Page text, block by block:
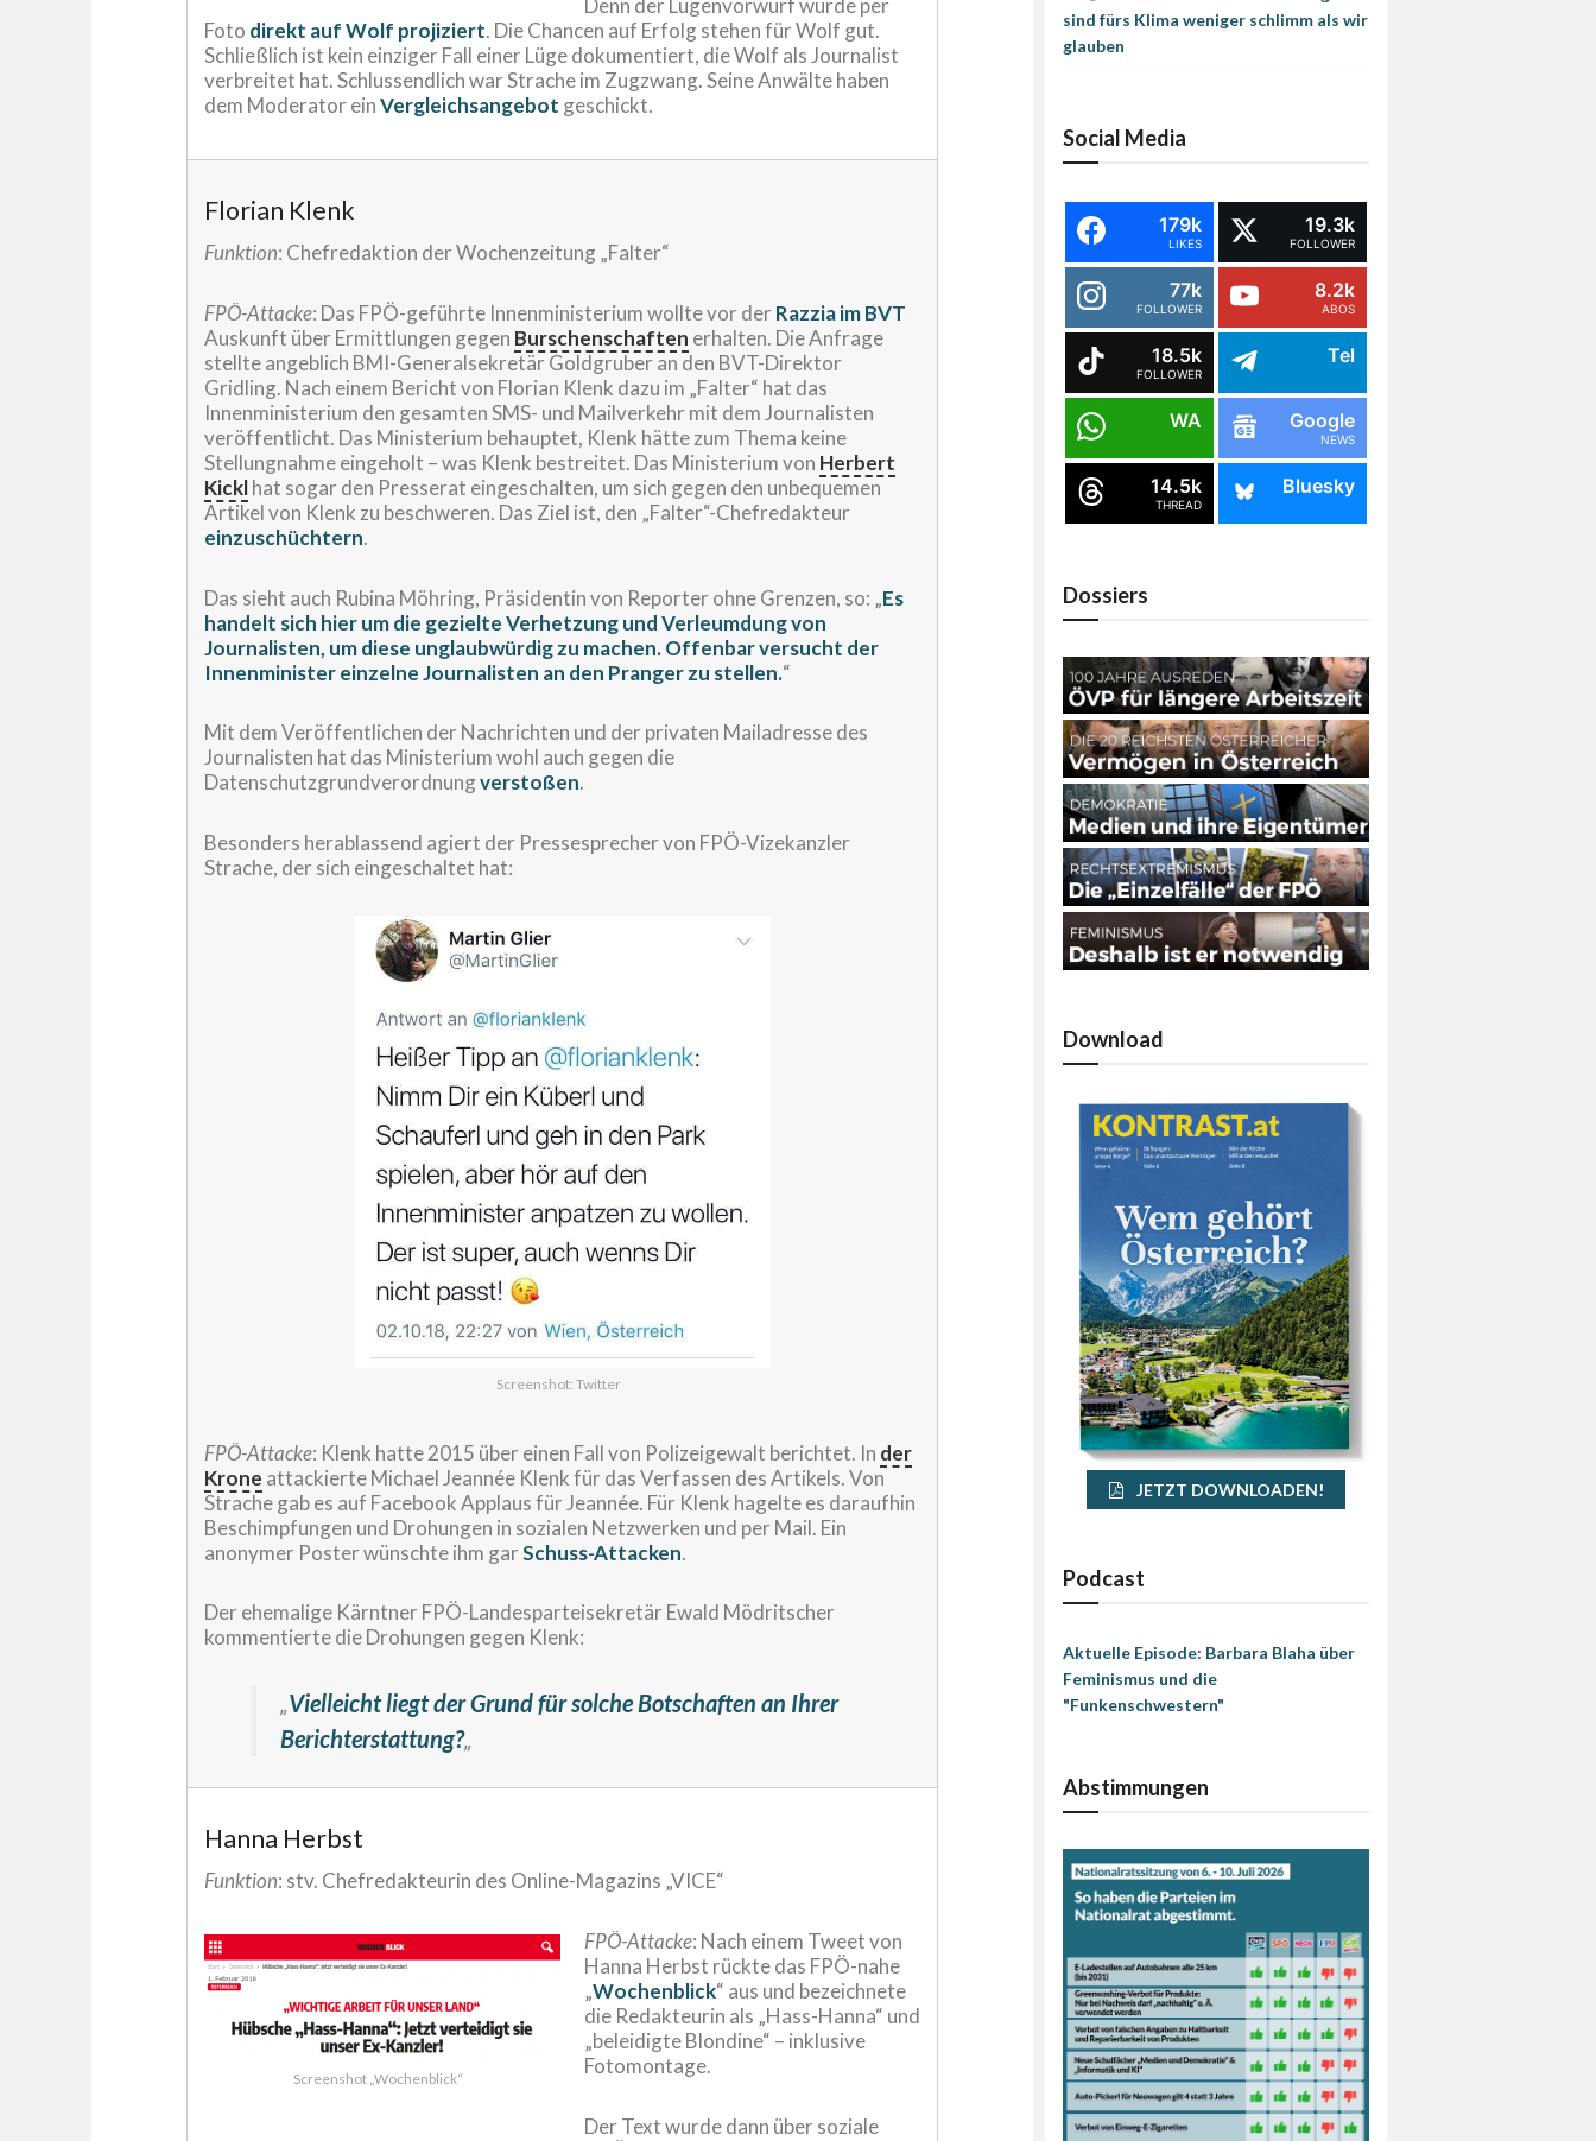
Foto direkt auf Wolf projiziert. Die Chancen auf Erfolg stehen für Wolf gut.
Schließlich ist kein einziger Fall einer Lüge dokumentiert, die Wolf als Journalist
verbreitet hat. Schlussendlich war Strache im Zugzwang. Seine Anwälte haben
dem Moderator einVergleichsangebot geschickt.
Florian Klenk
Funktion: Chefredaktion der Wochenzeitung „Falter“
FPÖ-Attacke: Das FPÖ-geführte Innenministerium wollte vor der Razzia im BVT
Auskunft über Ermittlungen gegen Burschenschaften erhalten. Die Anfrage
stellte angeblich BMI-Generalsekretär Goldgruber an den BVT-Direktor
Gridling. Nach einem Bericht von Florian Klenk dazu im „Falter“ hat das
Innenministerium den gesamten SMS- und Mailverkehr mit dem Journalisten
veröffentlicht. Das Ministerium behauptet, Klenk hätte zum Thema keine
Stellungnahme eingeholt – was Klenk bestreitet. Das Ministerium von Herbert
Kicklhat sogar den Presserat eingeschalten, um sich gegen den unbequemen
Artikel von Klenk zu beschweren. Das Ziel ist, den „Falter“-Chefredakteur
einzuschüchtern.
Das sieht auch Rubina Möhring, Präsidentin von Reporter ohne Grenzen, so: „Es
handelt sich hier um die gezielte Verhetzung und Verleumdung von
Journalisten, um diese unglaubwürdig zu machen. Offenbar versucht der
Innenminister einzelne Journalisten an den Pranger zu stellen.“
Mit dem Veröffentlichen der Nachrichten und der privaten Mailadresse des
Journalisten hat das Ministerium wohl auch gegen die
Datenschutzgrundverordnungverstoßen.
Besonders herablassend agiert der Pressesprecher von FPÖ-Vizekanzler
Strache, der sich eingeschaltet hat:
Screenshot: Twitter
FPÖ-Attacke: Klenk hatte 2015 über einen Fall von Polizeigewalt berichtet. In der
Krone attackierte Michael Jeannée Klenk für das Verfassen des Artikels. Von
Strache gab es auf Facebook Applaus für Jeannée. Für Klenk hagelte es daraufhin
Beschimpfungen und Drohungen in sozialen Netzwerken und per Mail. Ein
anonymer Poster wünschte ihm garSchuss-Attacken.
Der ehemalige Kärntner FPÖ-Landesparteisekretär Ewald Mödritscher
kommentierte die Drohungen gegen Klenk:
„Vielleicht liegt der Grund für solche Botschaften an Ihrer
Berichterstattung?„
Hanna Herbst
Funktion: stv. Chefredakteurin des Online-Magazins „VICE“
Screenshot „Wochenblick“
FPÖ-Attacke: Nach einem Tweet von
Hanna Herbst rückte das FPÖ-nahe
„Wochenblick“ aus und bezeichnete
die Redakteurin als „Hass-Hanna“ und
„beleidigte Blondine“ – inklusive
Fotomontage.
Der Text wurde dann über soziale
sind fürs Klima weniger schlimm als wir
glauben
Social Media
179k
LIKES
19.3k
FOLLOWER
77k
FOLLOWER
8.2k
ABOS
18.5k
FOLLOWER
Tel
WA Google
NEWS
14.5k
THREAD
Bluesky
Dossiers
Download
JETZT DOWNLOADEN!
Podcast
Aktuelle Episode: Barbara Blaha über
Feminismus und die
"Funkenschwestern"
Abstimmungen